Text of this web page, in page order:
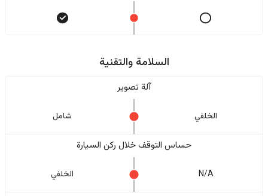
السلامة والتقنية
آلة تصوير
الخلفي شامل
حساس التوقف خلال ركن السيارة
N/A الخلفي